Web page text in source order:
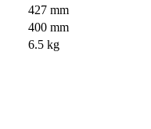
427 mm
400 mm
6.5 kg